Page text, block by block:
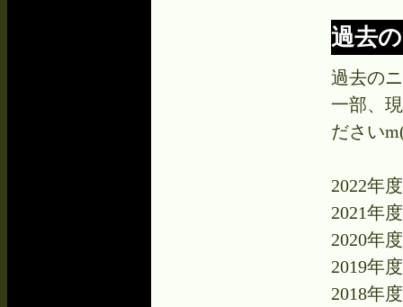
過去
過去の
一部、
ださい
2022年
2021年
2020年
2019年
2018年